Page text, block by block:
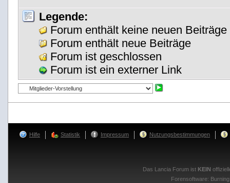
Legende:
Forum enthält keine neuen Beiträge
Forum enthält neue Beiträge
Forum ist geschlossen
Forum ist ein externer Link
Hilfe Statistik Impressum Nutzungsbestimmungen
Das Lancia Forum ist KEIN
Forensoftware: